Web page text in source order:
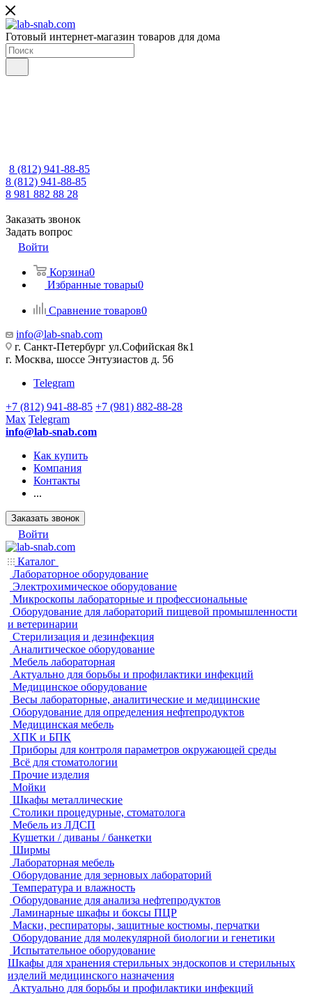
Готовый интернет-магазин товаров для дома
8 (812) 941-88-85
8 (812) 941-88-85
8 981 882 88 28
Заказать звонок
Задать вопрос
Войти
Корзина0
Избранные товары0
Сравнение товаров0
info@lab-snab.com
г. Санкт-Петербург ул.Софийская 8к1
г. Москва, шоссе Энтузиастов д. 56
Telegram
+7 (812) 941-88-85 +7 (981) 882-88-28
Max Telegram
info@lab-snab.com
Как купить
Компания
Контакты
...
Заказать звонок
Войти
Каталог
Лабораторное оборудование
Электрохимическое оборудование
Микроскопы лабораторные и профессиональные
Оборудование для лабораторий пищевой промышленности
и ветеринарии
Стерилизация и дезинфекция
Аналитическое оборудование
Мебель лабораторная
Актуально для борьбы и профилактики инфекций
Медицинское оборудование
Весы лабораторные, аналитические и медицинские
Оборудование для определения нефтепродуктов
Медицинская мебель
ХПК и БПК
Приборы для контроля параметров окружающей среды
Всё для стоматологии
Прочие изделия
Мойки
Шкафы металлические
Столики процедурные, стоматолога
Мебель из ЛДСП
Кушетки / диваны / банкетки
Ширмы
Лабораторная мебель
Оборудование для зерновых лабораторий
Температура и влажность
Оборудование для анализа нефтепродуктов
Ламинарные шкафы и боксы ПЦР
Маски, респираторы, защитные костюмы, перчатки
Оборудование для молекулярной биологии и генетики
Испытательное оборудование
Шкафы для хранения стерильных эндоскопов и стерильных
изделий медицинского назначения
Актуально для борьбы и профилактики инфекций